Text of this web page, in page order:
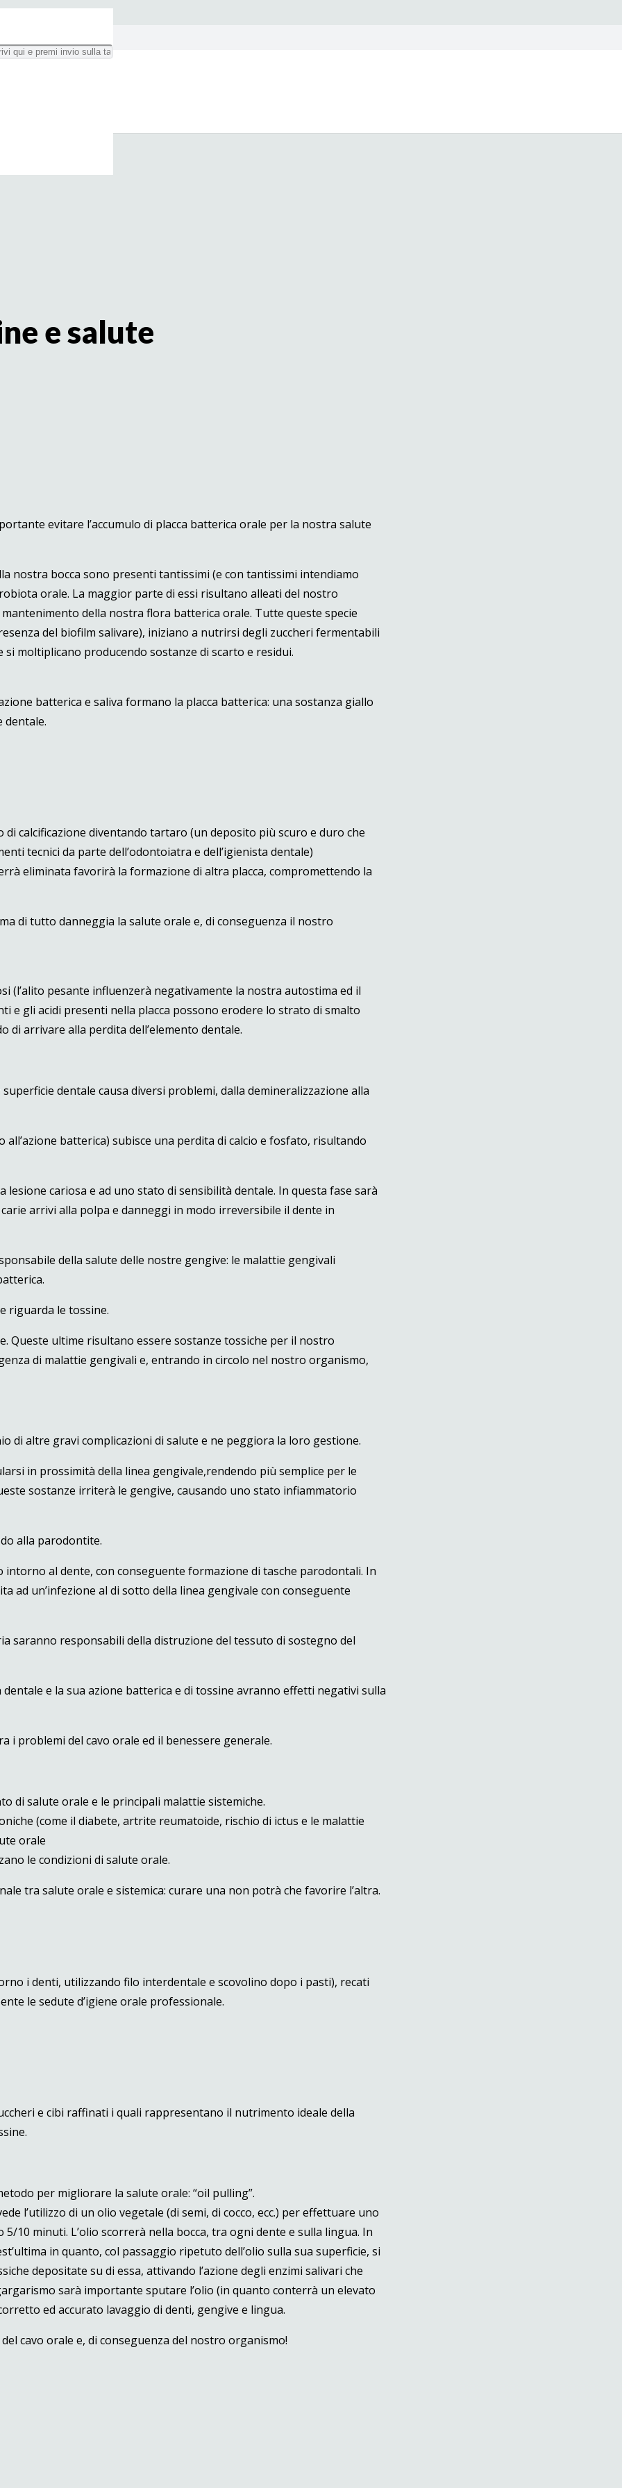
e salute
evitare l’accumulo di placca batterica orale per la nostra salute
nostra bocca sono presenti tantissimi (e con tantissimi intendiamo
orale. La maggior parte di essi risultano alleati del nostro
della nostra flora batterica orale. Tutte queste specie
del biofilm salivare), iniziano a nutrirsi degli zuccheri fermentabili
moltiplicano producendo sostanze di scarto e residui.
batterica e saliva formano la placca batterica: una sostanza giallo
dentale.
calcificazione diventando tartaro (un deposito più scuro e duro che
tecnici da parte dell’odontoiatra e dell’igienista dentale)
eliminata favorirà la formazione di altra placca, compromettendo la
di tutto danneggia la salute orale e, di conseguenza il nostro
(l’alito pesante influenzerà negativamente la nostra autostima ed il
gli acidi presenti nella placca possono erodere lo strato di smalto
di arrivare alla perdita dell’elemento dentale.
dentale causa diversi problemi, dalla demineralizzazione alla
batterica) subisce una perdita di calcio e fosfato, risultando
cariosa e ad uno stato di sensibilità dentale. In questa fase sarà
arrivi alla polpa e danneggi in modo irreversibile il dente in
della salute delle nostre gengive: le malattie gengivali
riguarda le tossine.
Queste ultime risultano essere sostanze tossiche per il nostro
di malattie gengivali e, entrando in circolo nel nostro organismo,
di altre gravi complicazioni di salute e ne peggiora la loro gestione.
in prossimità della linea gengivale,rendendo più semplice per le
sostanze irriterà le gengive, causando uno stato infiammatorio
alla parodontite.
al dente, con conseguente formazione di tasche parodontali. In
ad un’infezione al di sotto della linea gengivale con conseguente
saranno responsabili della distruzione del tessuto di sostegno del
e la sua azione batterica e di tossine avranno effetti negativi sulla
problemi del cavo orale ed il benessere generale.
di salute orale e le principali malattie sistemiche.
(come il diabete, artrite reumatoide, rischio di ictus e le malattie
orale
le condizioni di salute orale.
tra salute orale e sistemica: curare una non potrà che favorire l’altra.
i denti, utilizzando filo interdentale e scovolino dopo i pasti), recati
le sedute d’igiene orale professionale.
e cibi raffinati i quali rappresentano il nutrimento ideale della
per migliorare la salute orale: “oil pulling”.
l’utilizzo di un olio vegetale (di semi, di cocco, ecc.) per effettuare uno
10 minuti. L’olio scorrerà nella bocca, tra ogni dente e sulla lingua. In
in quanto, col passaggio ripetuto dell’olio sulla sua superficie, si
depositate su di essa, attivando l’azione degli enzimi salivari che
sarà importante sputare l’olio (in quanto conterrà un elevato
ed accurato lavaggio di denti, gengive e lingua.
cavo orale e, di conseguenza del nostro organismo!